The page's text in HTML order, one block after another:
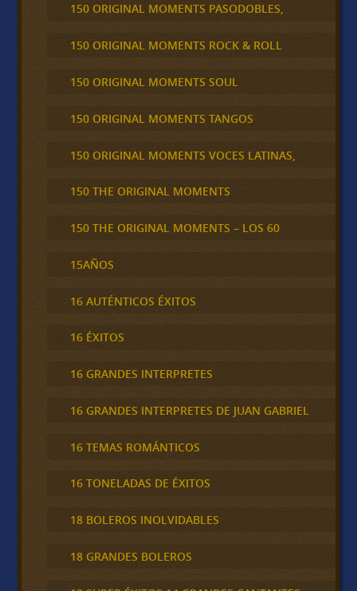
150 ORIGINAL MOMENTS PASODOBLES,
150 ORIGINAL MOMENTS ROCK & ROLL
150 ORIGINAL MOMENTS SOUL
150 ORIGINAL MOMENTS TANGOS
150 ORIGINAL MOMENTS VOCES LATINAS,
150 THE ORIGINAL MOMENTS
150 THE ORIGINAL MOMENTS – LOS 60
15AÑOS
16 AUTÉNTICOS ÉXITOS
16 ÉXITOS
16 GRANDES INTERPRETES
16 GRANDES INTERPRETES DE JUAN GABRIEL
16 TEMAS ROMÁNTICOS
16 TONELADAS DE ÉXITOS
18 BOLEROS INOLVIDABLES
18 GRANDES BOLEROS